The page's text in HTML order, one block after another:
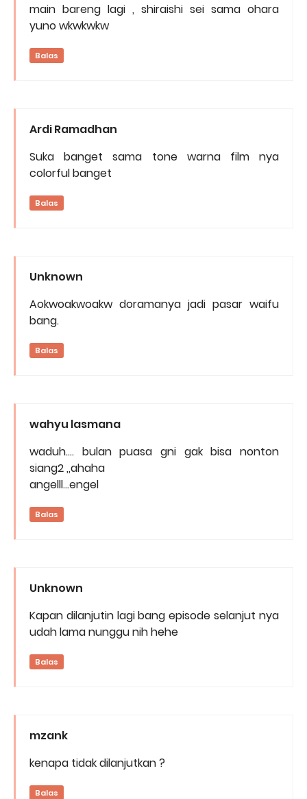
main bareng lagi , shiraishi sei sama ohara
yuno wkwkwkw
Balas
Ardi Ramadhan
Suka banget sama tone warna film nya
colorful banget
Balas
Unknown
Aokwoakwoakw doramanya jadi pasar waifu
bang.
Balas
wahyu lasmana
waduh.... bulan puasa gni gak bisa nonton
siang2 ,,ahaha
angelll...engel
Balas
Unknown
Kapan dilanjutin lagi bang episode selanjut nya
udah lama nunggu nih hehe
Balas
mzank
kenapa tidak dilanjutkan ?
Balas